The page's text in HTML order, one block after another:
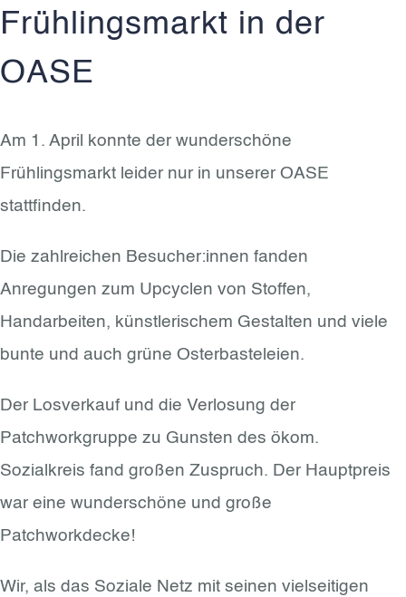
Frühlingsmarkt in der
OASE
Am 1. April konnte der wunderschöne
Frühlingsmarkt leider nur in unserer OASE
stattfinden.
Die zahlreichen Besucher:innen fanden
Anregungen zum Upcyclen von Stoffen,
Handarbeiten, künstlerischem Gestalten und viele
bunte und auch grüne Osterbasteleien.
Der Losverkauf und die Verlosung der
Patchworkgruppe zu Gunsten des ökom.
Sozialkreis fand großen Zuspruch. Der Hauptpreis
war eine wunderschöne und große
Patchworkdecke!
Wir, als das Soziale Netz mit seinen vielseitigen